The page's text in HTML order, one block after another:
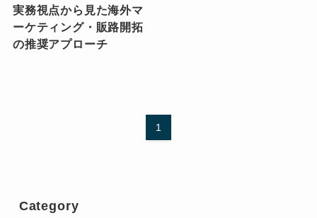
実務視点から見た海外マ
ーケティング・販路開拓
の推奨アプローチ
1
Category